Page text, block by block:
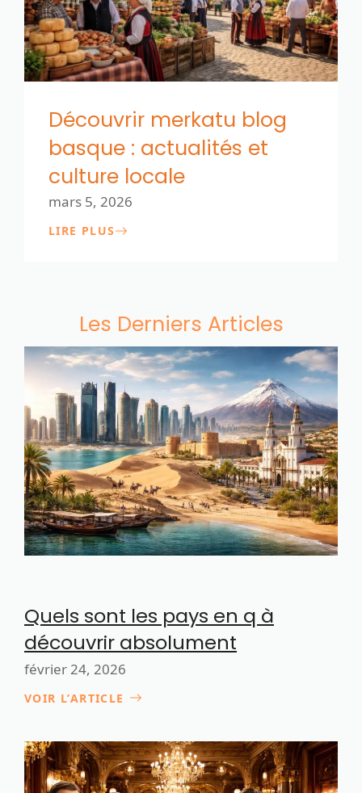
Découvrir merkatu blog
basque : actualités et
culture locale
mars 5, 2026
LIRE PLUS
Les Derniers Articles
Quels sont les pays en q à
découvrir absolument
février 24, 2026
VOIR L’ARTICLE